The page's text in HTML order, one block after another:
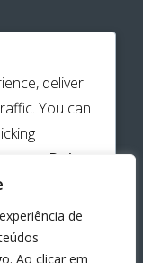
de
Ao clicar em
deliver
You can
Reject